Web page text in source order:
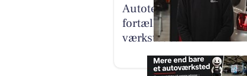
Autotekniker Kim
fortæller om manden
værkstedet